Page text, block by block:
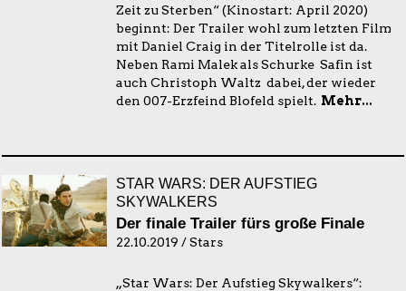
Zeit zu Sterben“ (Kinostart: April 2020)
beginnt: Der Trailer wohl zum letzten Film
mit Daniel Craig in der Titelrolle ist da.
Neben Rami Malek als Schurke Safin ist
auch Christoph Waltz dabei, der wieder
den 007-Erzfeind Blofeld spielt. Mehr...
STAR WARS: DER AUFSTIEG
SKYWALKERS
Der finale Trailer fürs große Finale
22.10.2019 / Stars
„Star Wars: Der Aufstieg Skywalkers“: